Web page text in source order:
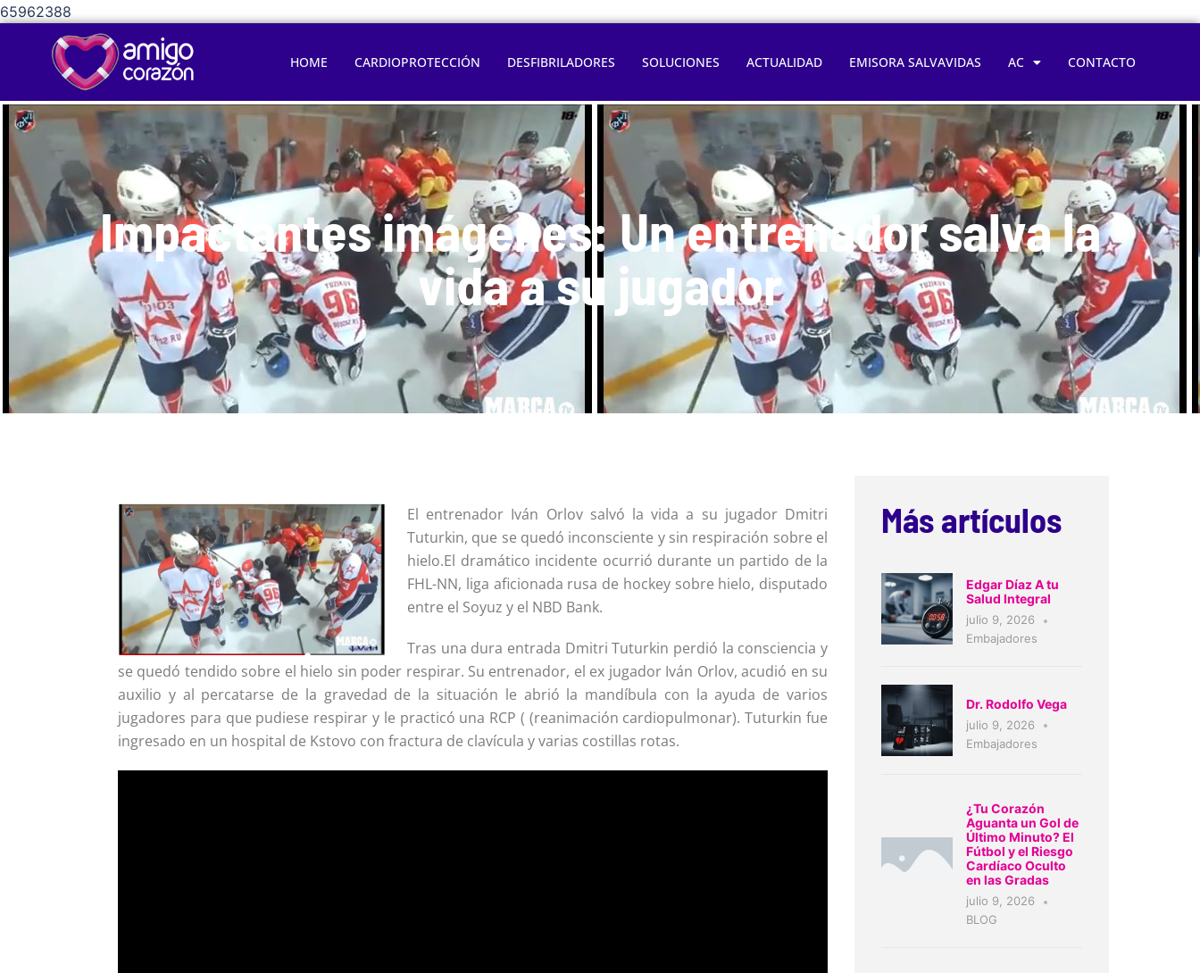
65962388
HOME CARDIOPROTECCIÓN DESFIBRILADORES SOLUCIONES ACTUALIDAD EMISORA SALVAVIDAS AC CONTACTO
Impactantes imágenes: Un entrenador salva la
vida a su jugador
El entrenador Iván Orlov salvó la vida a su jugador Dmitri
Tuturkin, que se quedó inconsciente y sin respiración sobre el
hielo.El dramático incidente ocurrió durante un partido de la
FHL-NN, liga aficionada rusa de hockey sobre hielo, disputado
entre el Soyuz y el NBD Bank.
Tras una dura entrada Dmitri Tuturkin perdió la consciencia y
se quedó tendido sobre el hielo sin poder respirar. Su entrenador, el ex jugador Iván Orlov, acudió en su
auxilio y al percatarse de la gravedad de la situación le abrió la mandíbula con la ayuda de varios
jugadores para que pudiese respirar y le practicó una RCP ( (reanimación cardiopulmonar). Tuturkin fue
ingresado en un hospital de Kstovo con fractura de clavícula y varias costillas rotas.
Más artículos
Edgar Díaz A tu
Salud Integral
julio 9, 2026
Embajadores
Dr. Rodolfo Vega
julio 9, 2026
Embajadores
¿Tu Corazón
Aguanta un Gol de
Último Minuto? El
Fútbol y el Riesgo
Cardíaco Oculto
en las Gradas
julio 9, 2026
BLOG